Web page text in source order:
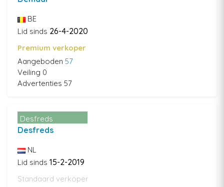
BE
Lid sinds 26-4-2020
Premium verkoper
Aangeboden 57
Veiling 0
Advertenties 57
Desfreds
Desfreds
NL
Lid sinds 15-2-2019
Standaard verkoper